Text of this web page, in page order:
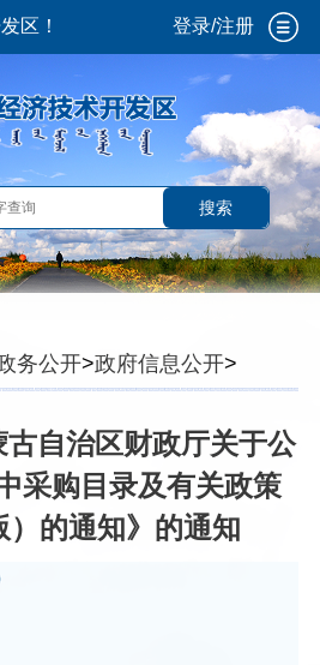
区！ 登录/注册
搜索
务公开>政府信息公开>
府采购>目录及标准
自治区财政厅关于公
采购目录及有关政策
）的通知》的通知